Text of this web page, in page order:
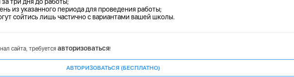
из указанного периода для проведения работы;
сойтись лишь частично с вариантами вашей школы.
сайта, требуется авторизоваться!
АВТОРИЗОВАТЬСЯ (БЕСПЛАТНО)